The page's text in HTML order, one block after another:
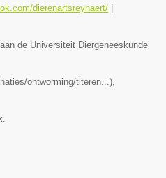
dierenartsreynaert/
de Universiteit Diergeneeskunde
ontworming/titeren...),